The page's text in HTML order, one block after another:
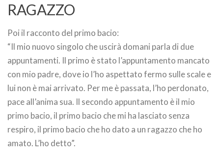
RAGAZZO
Poi il racconto del primo bacio:
“Il mio nuovo singolo che uscirà domani parla di due
appuntamenti. Il primo è stato l’appuntamento mancato
con mio padre, dove io l’ho aspettato fermo sulle scale e
lui non è mai arrivato. Per me è passata, l’ho perdonato,
pace all’anima sua. Il secondo appuntamento è il mio
primo bacio, il primo bacio che mi ha lasciato senza
respiro, il primo bacio che ho dato a un ragazzo che ho
amato. L’ho detto”.